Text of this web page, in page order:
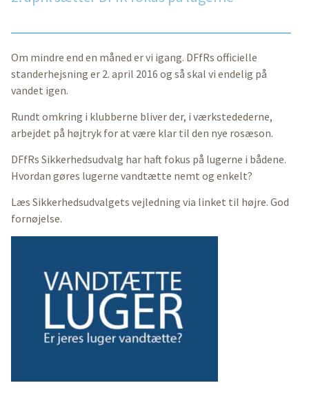
Om mindre end en måned er vi igang. DFfRs officielle
standerhejsning er 2. april 2016 og så skal vi endelig på
vandet igen.
Rundt omkring i klubberne bliver der, i værkstedederne,
arbejdet på højtryk for at være klar til den nye rosæson.
DFfRs Sikkerhedsudvalg har haft fokus på lugerne i bådene.
Hvordan gøres lugerne vandtætte nemt og enkelt?
Læs Sikkerhedsudvalgets vejledning via linket til højre. God
fornøjelse.